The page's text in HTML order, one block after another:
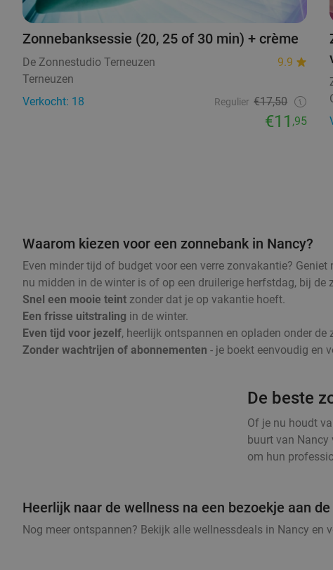
Zonnebanksessie (20, 25 of 30 min) + crème
De Zonnestudio Terneuzen
9.9
Terneuzen
Verkocht: 18
Regulier €17,50
€11,95
Waarom kiezen voor een zonnebank in Nancy?
Even minder tijd of budget voor een verre zonvakantie?
nu midden in de winter is of op een druilerige herfstdag, bij
Snel een mooie teint zonder dat je op vakantie hoeft.
Een frisse uitstraling in de winter.
Even tijd voor jezelf, heerlijk ontspannen en opladen onder de
Zonder wachtrijen of abonnementen - je boekt eenvoudig en
De beste
Of je nu houdt
buurt van Nancy
om hun
Heerlijk naar de wellness na een bezoekje aan
Nog meer ontspannen? Bekijk alle wellnessdeals in Nancy en